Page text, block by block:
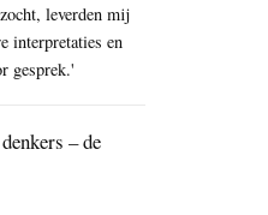
leverden mij
interpretaties en
gesprek.'
– de